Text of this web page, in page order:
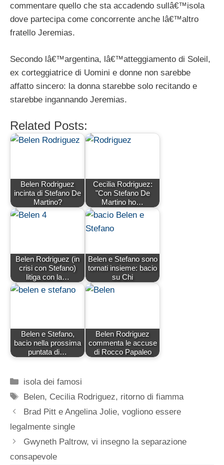
commentare quello che sta accadendo sullâ€™isola
dove partecipa come concorrente anche lâ€™altro
fratello Jeremias.
Secondo lâ€™argentina, lâ€™atteggiamento di Soleil,
ex corteggiatrice di Uomini e donne non sarebbe
affatto sincero: la donna starebbe solo recitando e
starebbe ingannando Jeremias.
Related Posts:
Belen Rodriguez
incinta di Stefano De
Martino?
Cecilia Rodriguez:
"Con Stefano De
Martino ho…
Belen Rodriguez (in
crisi con Stefano)
litiga con la…
Belen e Stefano sono
tornati insieme: bacio
su Chi
Belen e Stefano,
bacio nella prossima
puntata di…
Belen Rodriguez
commenta le accuse
di Rocco Papaleo
Categorie
isola dei famosi
Tag
Belen, Cecilia Rodriguez, ritorno di fiamma
Brad Pitt e Angelina Jolie, vogliono essere
legalmente single
Gwyneth Paltrow, vi insegno la separazione
consapevole